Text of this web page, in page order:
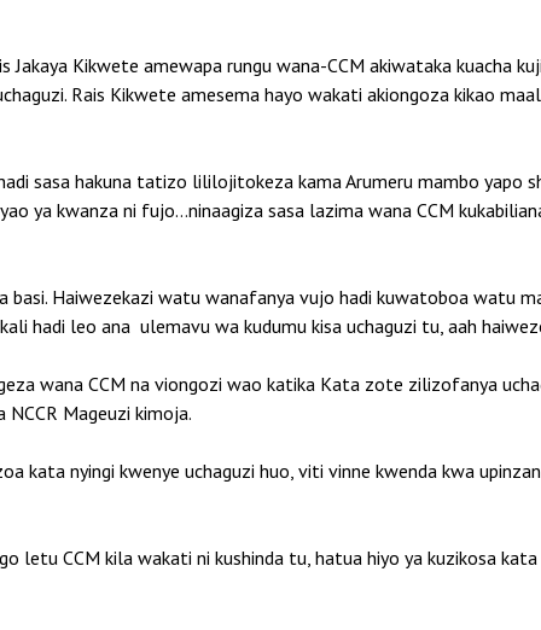
Jakaya Kikwete amewapa rungu wana-CCM akiwataka kuacha
Rais Kikwete amesema hayo wakati akiongoza kikao
sasa hakuna tatizo lililojitokeza kama Arumeru mambo yapo
ya kwanza ni fujo…ninaagiza sasa lazima wana CCM
basi. Haiwezekazi watu wanafanya vujo hadi kuwatoboa watu
hadi leo ana ulemavu wa kudumu kisa uchaguzi tu, aah
wana CCM na viongozi wao katika Kata zote zilizofanya
Mageuzi kimoja.
kata nyingi kwenye uchaguzi huo, viti vinne kwenda kwa
letu CCM kila wakati ni kushinda tu, hatua hiyo ya kuzikosa